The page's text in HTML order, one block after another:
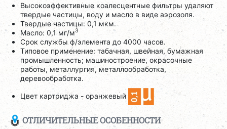
Высокоэффективные коалесцентные фильтры удаляют
твердые частицы, воду и масло в виде аэрозоля.
Твердые частицы: 0,1 мкм.
Масло: 0,1 мг/м3
Срок службы ф/элемента до 4000 часов.
Типовое применение: табачная, швейная, бумажная
промышленность; машиностроение, окрасочные
работы, металлургия, металлообработка,
деревообработка.
Цвет картриджа - оранжевый
ОТЛИЧИТЕЛЬНЫЕ ОСОБЕННОСТИ